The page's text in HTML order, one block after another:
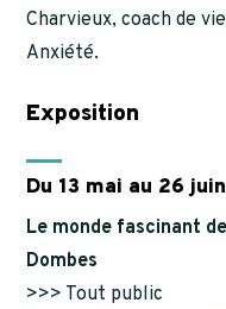
Charvieux, coach de
Anxiété.
Exposition
Du 13 mai au 26 juin
Le monde fascinant
Dombes
>>> Tout public